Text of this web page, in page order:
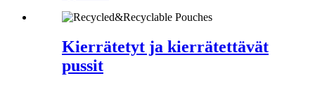
Kierrätetyt ja kierrätettävät
pussit